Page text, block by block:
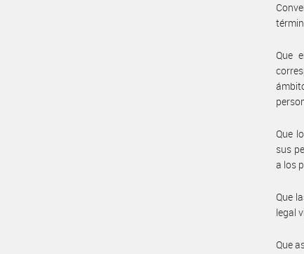
Que
Que
sus
a los
Que
legal
Que